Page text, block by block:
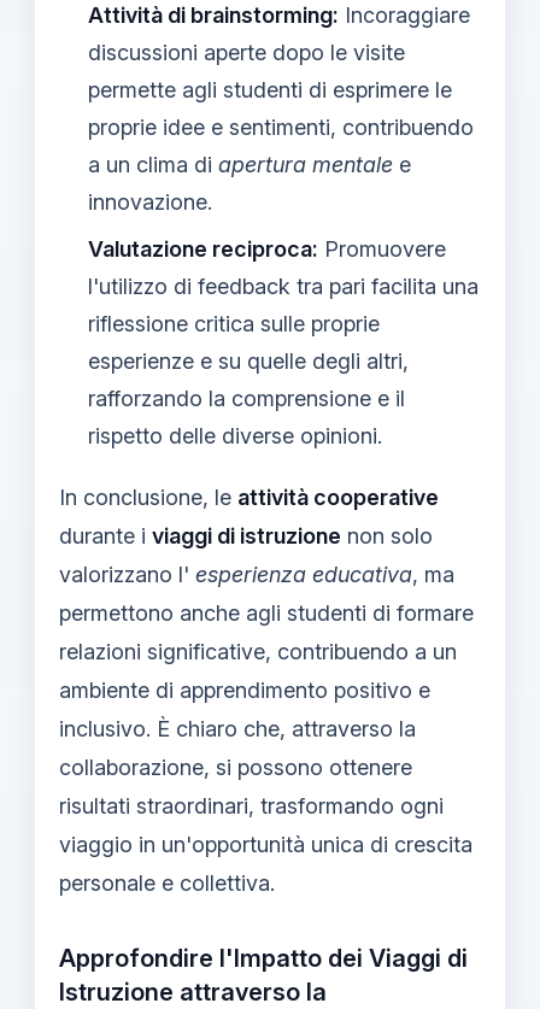
Attività di brainstorming: Incoraggiare
discussioni aperte dopo le visite
permette agli studenti di esprimere le
proprie idee e sentimenti, contribuendo
a un clima di apertura mentale e
innovazione.
Valutazione reciproca: Promuovere
l'utilizzo di feedback tra pari facilita una
riflessione critica sulle proprie
esperienze e su quelle degli altri,
rafforzando la comprensione e il
rispetto delle diverse opinioni.
In conclusione, le attività cooperative
durante i viaggi di istruzione non solo
valorizzano l' esperienza educativa, ma
permettono anche agli studenti di formare
relazioni significative, contribuendo a un
ambiente di apprendimento positivo e
inclusivo. È chiaro che, attraverso la
collaborazione, si possono ottenere
risultati straordinari, trasformando ogni
viaggio in un'opportunità unica di crescita
personale e collettiva.
Approfondire l'Impatto dei Viaggi di
Istruzione attraverso la